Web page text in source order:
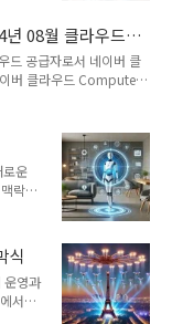
AI
니
AI는
수
짧
08월 클라우드
드 공급자로서 네이버 클
버 클라우드 Compute,
수 있습니다. 해당 교육
.2. 교육 내용교육에서 다
드 플랫폼 소개- 네이버
서비스 소개- 네이버 클
랫폼 Storage 서비스 소
로운
락을
는
,구
하면
습니
능동
식
운영과
서는
지